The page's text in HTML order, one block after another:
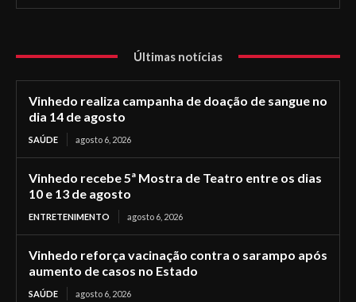
Últimas notícias
Vinhedo realiza campanha de doação de sangue no
dia 14 de agosto
SAÚDE agosto 6, 2026
Vinhedo recebe 5ª Mostra de Teatro entre os dias
10 e 13 de agosto
ENTRETENIMENTO agosto 6, 2026
Vinhedo reforça vacinação contra o sarampo após
aumento de casos no Estado
SAÚDE agosto 6, 2026